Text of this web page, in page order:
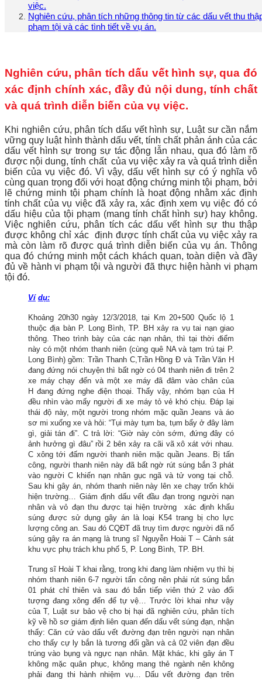
việc.
Nghiên cứu, phân tích những thông tin từ các dấu vết thu
phạm tội và các tình tiết về vụ án.
Nghiên cứu, phân tích dấu vết hình sự, qua đó
xác định chính xác, đầy đủ nội dung, tính chất
và quá trình diễn biến của vụ việc.
Khi nghiên cứu, phân tích dấu vết hình sự, Luật sư cần nắm
vững quy luật hình thành dấu vết, tính chất phản ánh của các
dấu vết hình sự trong sự tác động lẫn nhau, qua đó làm rõ
được nội dung, tính chất của vụ việc xảy ra và quá trình diễn
biến của vụ việc đó. Vì vậy, dấu vết hình sự có ý nghĩa vô
cùng quan trọng đối với hoạt động chứng minh tội phạm, bởi
lẽ chứng minh tội phạm chính là hoạt động nhằm xác định
tính chất của vụ việc đã xảy ra, xác định xem vụ việc đó có
dấu hiệu của tội phạm (mang tính chất hình sự) hay không.
Việc nghiên cứu, phân tích các dấu vết hình sự thu thập
được không chỉ xác định được tính chất của vụ việc xảy ra
mà còn làm rõ được quá trình diễn biến của vụ án. Thông
qua đó chứng minh một cách khách quan, toàn diện và đầy
đủ về hành vi phạm tội và người đã thực hiện hành vi phạm
tội đó.
Ví dụ:
Khoảng 20h30 ngày 12/3/2018, tại Km 20+500 Quốc lộ 1
thuộc địa bàn P. Long Bình, TP. BH xảy ra vụ tai nạn giao
thông. Theo trình bày của các nạn nhân, thì tại thời điểm
này có một nhóm thanh niên (cùng quê NA và tạm trú tại P.
Long Bình) gồm: Trần Thanh C,Trần Hồng Đ và Trần Văn H
đang đứng nói chuyện thì bất ngờ có 04 thanh niên đi trên 2
xe máy chạy đến và một xe máy đã đâm vào chân của
H đang đứng nghe điện thoại. Thấy vậy, nhóm bạn của H
đều nhìn vào mấy người đi xe máy tỏ vẻ khó chịu. Đáp lại
thái độ này, một người trong nhóm mặc quần Jeans và áo
sơ mi xuống xe và hỏi: “Tụi mày tụm ba, tụm bẩy ở đây làm
gì, giải tán đi”. C trả lời: “Giờ này còn sớm, đứng đây có
ảnh hưởng gì đâu” rồi 2 bên xảy ra cãi vã xô xát với nhau.
C xông tới đấm người thanh niên mặc quần Jeans. Bị tấn
công, người thanh niên này đã bất ngờ rút súng bắn 3 phát
vào người C khiến nạn nhân gục ngã và tử vong tại chỗ.
Sau khi gây án, nhóm thanh niên này lên xe chạy trốn khỏi
hiện trường… Giám định dấu vết đầu đạn trong người nạn
nhân và vỏ đạn thu được tại hiện trường xác định khẩu
súng được sử dụng gây án là loại K54 trang bị cho lực
lượng công an. Sau đó CQĐT đã truy tìm được người đã nổ
súng gây ra án mạng là trung sĩ Nguyễn Hoài T – Cảnh sát
khu vực phụ trách khu phố 5, P. Long Bình, TP. BH.
Trung sĩ Hoài T khai rằng, trong khi đang làm nhiệm vụ thì bị
nhóm thanh niên 6-7 người tấn công nên phải rút súng bắn
01 phát chỉ thiên và sau đó bắn tiếp viên thứ 2 vào đối
tượng đang xông đến để tự vệ… Trước lời khai như vậy
của T, Luật sư bảo vệ cho bị hại đã nghiên cứu, phân tích
kỹ về hồ sơ giám định liên quan đến dấu vết súng đạn, nhận
thấy: Căn cứ vào dấu vết đường đạn trên người nạn nhân
cho thấy cự ly bắn là tương đối gần và cả 02 viên đạn đều
trúng vào bụng và ngực nạn nhân. Mặt khác, khi gây án T
không mặc quân phục, không mang thẻ ngành nên không
phải đang thi hành nhiệm vụ… Dấu vết đường đạn trên